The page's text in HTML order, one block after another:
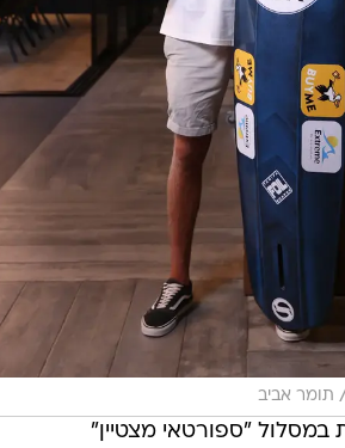
/ תומר אביב
"ספורטאי מצטיין"